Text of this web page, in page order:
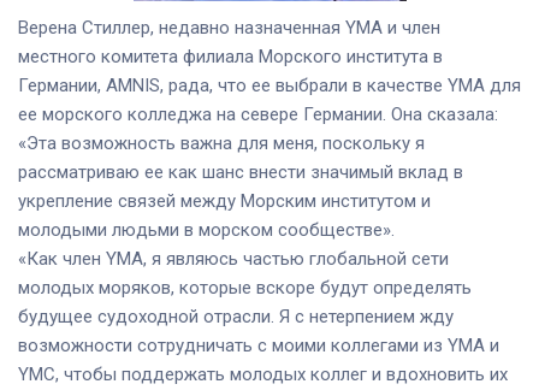
Верена Стиллер, недавно назначенная YMA и член
местного комитета филиала Морского института в
Германии, AMNIS, рада, что ее выбрали в качестве YMA для
ее морского колледжа на севере Германии. Она сказала:
«Эта возможность важна для меня, поскольку я
рассматриваю ее как шанс внести значимый вклад в
укрепление связей между Морским институтом и
молодыми людьми в морском сообществе».
«Как член YMA, я являюсь частью глобальной сети
молодых моряков, которые вскоре будут определять
будущее судоходной отрасли. Я с нетерпением жду
возможности сотрудничать с моими коллегами из YMA и
YMC, чтобы поддержать молодых коллег и вдохновить их